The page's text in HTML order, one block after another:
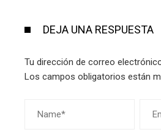
DEJA UNA RESPUESTA
Tu dirección de correo
Los campos obligatorios están